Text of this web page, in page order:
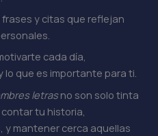
frases y citas que reflejan
cada día,
que es importante para ti.
letrasno son solo tinta
tu historia,
y mantener cerca aquellas